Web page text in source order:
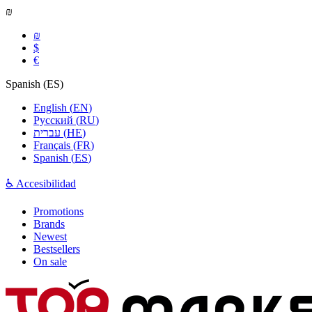
₪
₪
$
€
Spanish (ES)
English (EN)
Русский (RU)
(HE)
Français (FR)
Spanish (ES)
♿ Accesibilidad
Promotions
Brands
Newest
Bestsellers
On sale